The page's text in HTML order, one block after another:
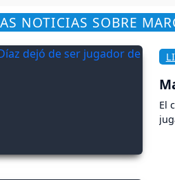
NOTICIAS SOBRE
El